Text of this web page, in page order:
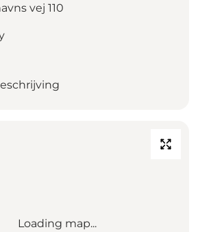
vej 110
Loading map...